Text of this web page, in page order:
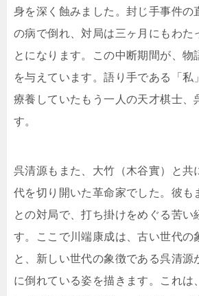
身を深く蝕みました。封じ手事件の
の病で倒れ、対局は三ヶ月にもわた
とになります。この中断期間が、物
を与えています。語り手である「私
療養していたもう一人の天才棋士、
す。
呉清源もまた、大竹（木谷實）と共
代を切り開いた革命家でした。彼も
との対局で、打ち掛けをめぐる苦い
す。ここで川端康成は、古い世代の
と、新しい世代の象徴である呉清源
に倒れている姿を描きます。これは